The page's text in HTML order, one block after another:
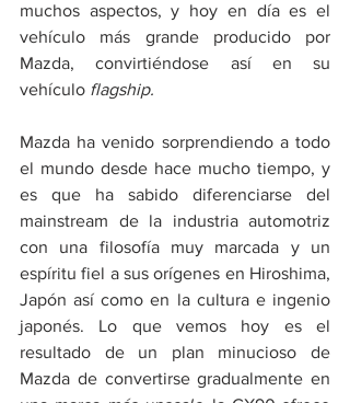
muchos aspectos, y hoy en día es el
vehículo más grande producido por
Mazda, convirtiéndose así en su
vehículo flagship.
Mazda ha venido sorprendiendo a todo
el mundo desde hace mucho tiempo, y
es que ha sabido diferenciarse del
mainstream de la industria automotriz
con una filosofía muy marcada y un
espíritu fiel a sus orígenes en Hiroshima,
Japón así como en la cultura e ingenio
japonés. Lo que vemos hoy es el
resultado de un plan minucioso de
Mazda de convertirse gradualmente en